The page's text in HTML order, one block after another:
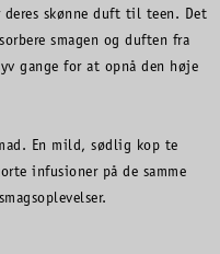
skønne duft til teen. Det
smagen og duften fra
gange for at opnå den høje
En mild, sødlig kop te
infusioner på de samme